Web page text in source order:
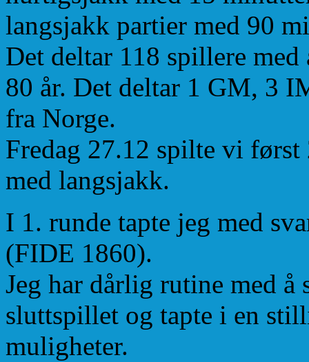
langsjakk partier med 90
Det deltar 118 spillere
80 år. Det deltar 1 GM, 3
fra Norge.
Fredag 27.12 spilte vi
med langsjakk.
I 1. runde tapte jeg med
(FIDE 1860).
Jeg har dårlig rutine med
sluttspillet og tapte i en
muligheter.